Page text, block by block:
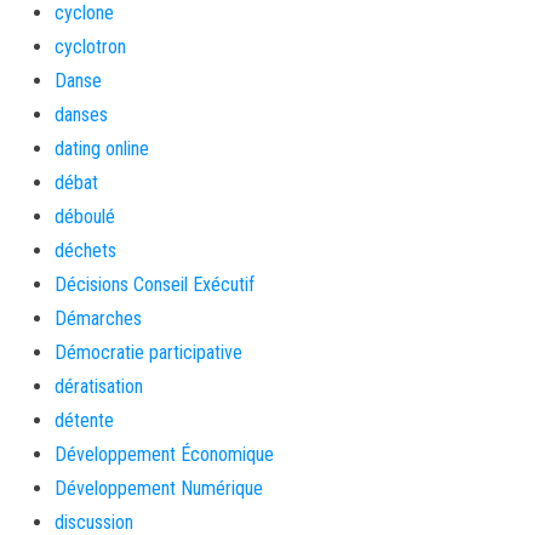
cyclone
cyclotron
Danse
danses
dating online
débat
déboulé
déchets
Décisions Conseil Exécutif
Démarches
Démocratie participative
dératisation
détente
Développement Économique
Développement Numérique
discussion